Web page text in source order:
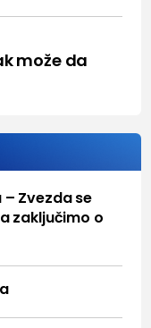
može da
Zvezda se
zaključimo o